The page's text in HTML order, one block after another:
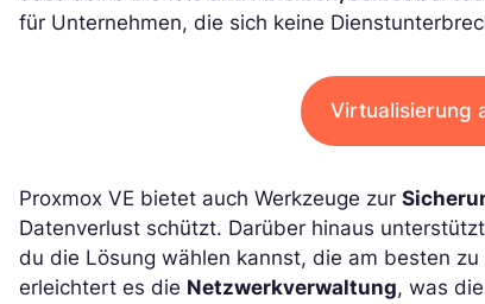
für Unternehmen, die sich keine
Virtualisierung
Proxmox VE bietet auch Werkzeuge zur
Datenverlust schützt. Darüber hinaus unterstützt
du die Lösung wählen kannst, die am besten
erleichtert es die Netzwerkverwaltung, was